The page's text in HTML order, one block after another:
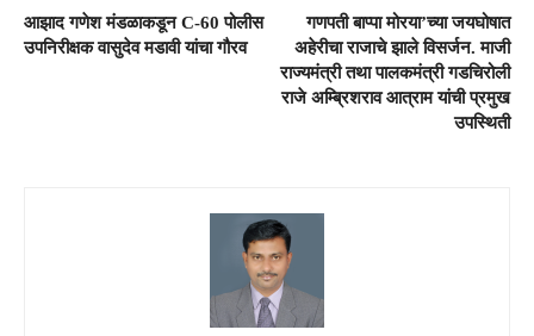
आझाद गणेश मंडळाकडून C-60 पोलीस
उपनिरीक्षक वासुदेव मडावी यांचा गौरव
गणपती बाप्पा मोरया’च्या जयघोषात
अहेरीचा राजाचे झाले विसर्जन. माजी
राज्यमंत्री तथा पालकमंत्री गडचिरोली
राजे अम्ब्रिशराव आत्राम यांची प्रमुख
उपस्थिती